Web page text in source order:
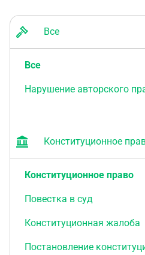
Все
Все
Нарушение авторского
Конституционное
Конституционное право
Повестка в суд
Конституционная жалоба
Постановление